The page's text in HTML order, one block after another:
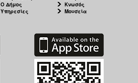
Ο Δήμος
Υπηρεσίες
Κνωσός
Μουσεία